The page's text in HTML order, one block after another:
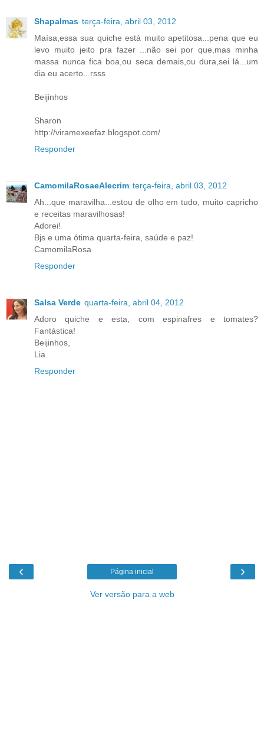
Shapalmas terça-feira, abril 03, 2012
Maísa,essa sua quiche está muito apetitosa...pena que eu
levo muito jeito pra fazer ...não sei por que,mas minha
massa nunca fica boa,ou seca demais,ou dura,sei lá...um
dia eu acerto...rsss
Beijinhos
Sharon
http://viramexeefaz.blogspot.com/
Responder
CamomilaRosaeAlecrim terça-feira, abril 03, 2012
Ah...que maravilha...estou de olho em tudo, muito capricho
e receitas maravilhosas!
Adorei!
Bjs e uma ótima quarta-feira, saúde e paz!
CamomilaRosa
Responder
Salsa Verde quarta-feira, abril 04, 2012
Adoro quiche e esta, com espinafres e tomates?
Fantástica!
Beijinhos,
Lia.
Responder
‹ ›
Página inicial
Ver versão para a web